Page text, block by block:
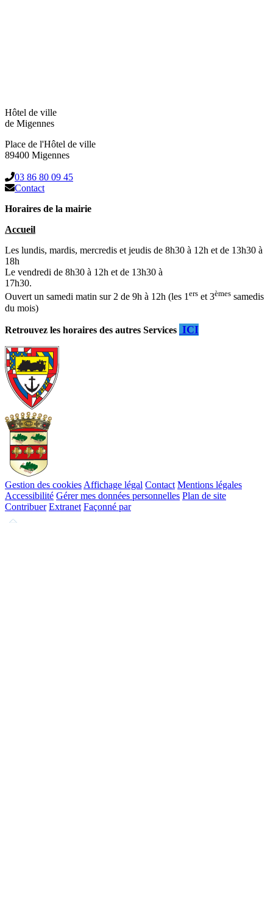
Hôtel de ville
de Migennes
Place de l'Hôtel de ville
89400 Migennes
03 86 80 09 45
Contact
Horaires de la mairie
Accueil
Les lundis, mardis, mercredis et jeudis de 8h30 à 12h et de 13h30 à
18h
Le vendredi de 8h30 à 12h et de 13h30 à
17h30.
Ouvert un samedi matin sur 2 de 9h à 12h (les 1ers et 3èmes samedis
du mois)
Retrouvez les horaires des autres Services ICI
Gestion des cookies Affichage légal Contact Mentions légales
Accessibilité Gérer mes données personnelles Plan de site
Contribuer Extranet Façonné par